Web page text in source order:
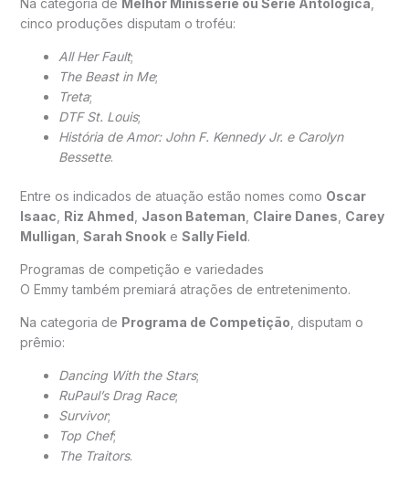
Na categoria de Melhor Minissérie ou Série Antológica,
cinco produções disputam o troféu:
All Her Fault;
The Beast in Me;
Treta;
DTF St. Louis;
História de Amor: John F. Kennedy Jr. e Carolyn
Bessette.
Entre os indicados de atuação estão nomes como Oscar
Isaac, Riz Ahmed, Jason Bateman, Claire Danes, Carey
Mulligan, Sarah Snooke Sally Field.
Programas de competição e variedades
O Emmy também premiará atrações de entretenimento.
Na categoria de Programa de Competição, disputam o
prêmio:
Dancing With the Stars;
RuPaul’s Drag Race;
Survivor;
Top Chef;
The Traitors.